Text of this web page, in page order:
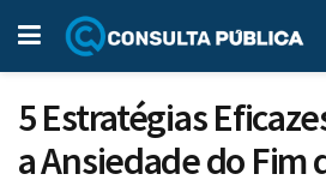
5 Estratégias
a Ansiedade do Fim